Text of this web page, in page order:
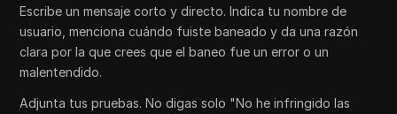
Escribe un mensaje corto y directo. Indica tu nombre de
usuario, menciona cuándo fuiste baneado y da una razón
clara por la que crees que el baneo fue un error o un
malentendido.
Adjunta tus pruebas. No digas solo "No he infringido las